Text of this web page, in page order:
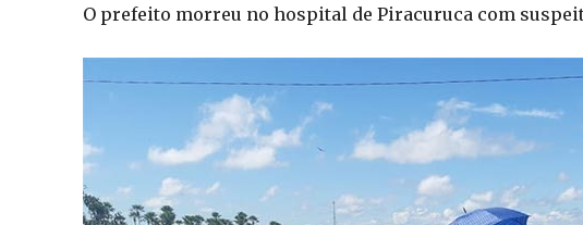
O prefeito morreu no hospital de Piracuruca com